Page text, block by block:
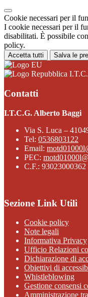
Cookie necessari per il
I cookie necessari per il
disabilitati. È possibile
policy.
Accetta tutti Salva le
Contatti
I.T.C.G. Alberto Baggi
Via S. Luca –
Tel: 0536803122
Email:
PEC:
C.F.: 93023000362
Sezione Link Utili
Cookie policy
Note legali
Informativa Privacy
Ufficio Relazioni
Dichiarazione di
Obiettivi di
Whistleblowing
Gestione consensi
Amministrazione